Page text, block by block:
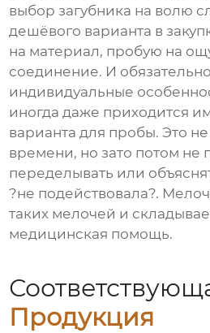
выбор загубника на волю
дешёвого варианта в
на материал, пробую на
соединение. И
индивидуальные
иногда даже приходится
варианта для пробы. Это
времени, но зато потом не
переделывать или
?не подействовала?.
таких мелочей и
медицинская помощь.
Продукция